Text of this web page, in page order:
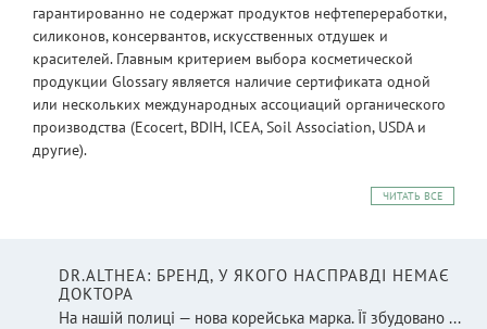
гарантированно не содержат продуктов нефтепереработки,
силиконов, консервантов, искусственных отдушек и
красителей. Главным критерием выбора косметической
продукции Glossary является наличие сертификата одной
или нескольких международных ассоциаций органического
производства (Ecocert, BDIH, ICEA, Soil Association, USDA и
другие).
ЧИТАТЬ ВСЕ
DR.ALTHEA: БРЕНД, У ЯКОГО НАСПРАВДІ НЕМАЄ
ДОКТОРА
На нашій полиці — нова корейська марка. Її збудовано ...